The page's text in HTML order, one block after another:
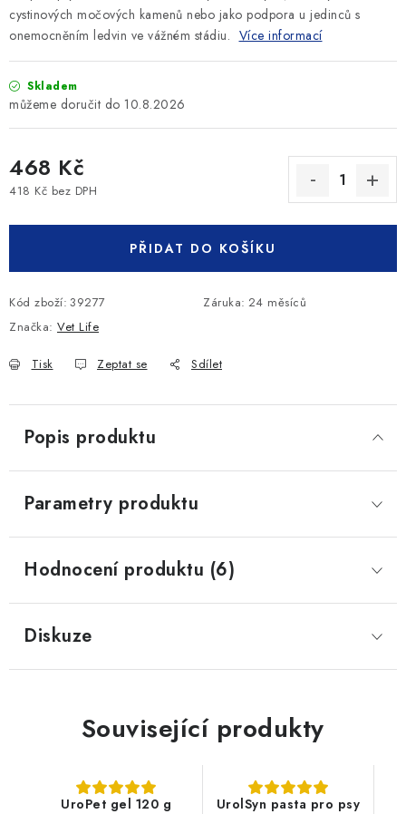
cystinových močových kamenů nebo jako podpora u jedinců s
onemocněním ledvin ve vážném stádiu. Více informací
Skladem
10.8.2026
468 Kč
418 Kč bez DPH
PŘIDAT DO KOŠÍKU
Kód zboží: 39277 Záruka: 24 měsíců
Značka: Vet Life
Tisk Zeptat se Sdílet
Popis produktu
Parametry produktu
Hodnocení produktu (6)
Diskuze
Související produkty
UroPet gel 120 g
UrolSyn pasta pro psy